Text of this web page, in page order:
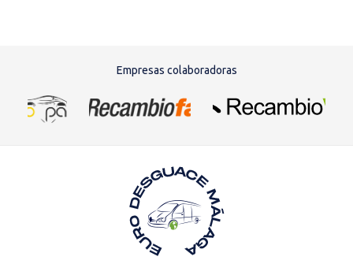
Empresas colaboradoras